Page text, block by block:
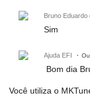
Bruno Eduardo
Sim
Ajuda EFI
Bom dia
Você utiliza o